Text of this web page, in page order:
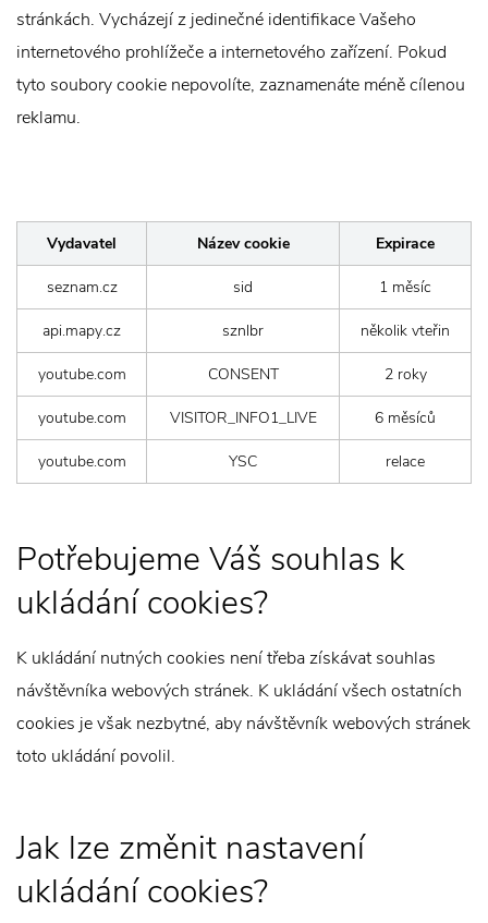
stránkách. Vycházejí z jedinečné identifikace Vašeho
internetového prohlížeče a internetového zařízení. Pokud
tyto soubory cookie nepovolíte, zaznamenáte méně cílenou
reklamu.
Vydavatel Název cookie Expirace
seznam.cz sid 1 měsíc
api.mapy.cz sznlbr několik vteřin
youtube.com CONSENT 2 roky
youtube.com VISITOR_INFO1_LIVE 6 měsíců
youtube.com YSC relace
Potřebujeme Váš souhlas k
ukládání cookies?
K ukládání nutných cookies není třeba získávat souhlas
návštěvníka webových stránek. K ukládání všech ostatních
cookies je však nezbytné, aby návštěvník webových stránek
toto ukládání povolil.
Jak lze změnit nastavení
ukládání cookies?